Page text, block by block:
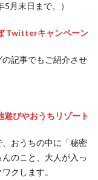
月末日まで。）
Twitterキャンペーン
記事でもご紹介させ
遊びやおうちリゾート
おうちの中に「秘密
のこと、大人が入っ
クします。